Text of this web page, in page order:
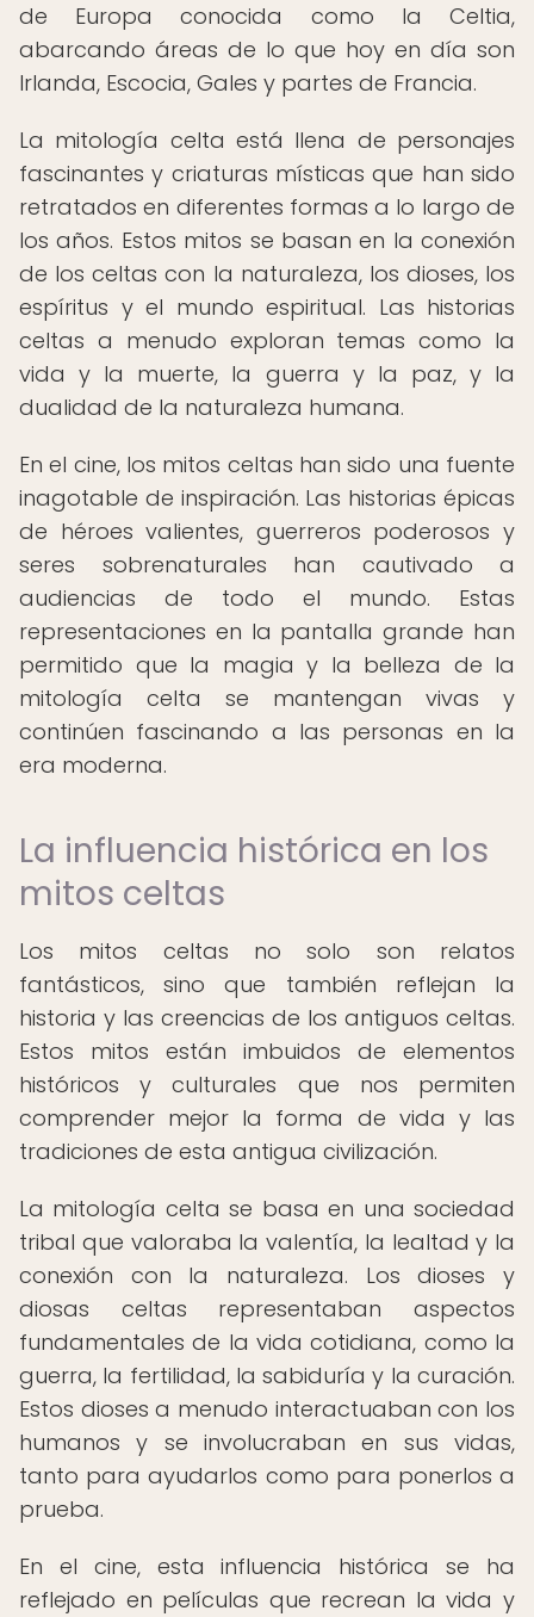
de Europa conocida como la Celtia,
abarcando áreas de lo que hoy en día son
Irlanda, Escocia, Gales y partes de Francia.
La mitología celta está llena de personajes
fascinantes y criaturas místicas que han sido
retratados en diferentes formas a lo largo de
los años. Estos mitos se basan en la conexión
de los celtas con la naturaleza, los dioses, los
espíritus y el mundo espiritual. Las historias
celtas a menudo exploran temas como la
vida y la muerte, la guerra y la paz, y la
dualidad de la naturaleza humana.
En el cine, los mitos celtas han sido una fuente
inagotable de inspiración. Las historias épicas
de héroes valientes, guerreros poderosos y
seres sobrenaturales han cautivado a
audiencias de todo el mundo. Estas
representaciones en la pantalla grande han
permitido que la magia y la belleza de la
mitología celta se mantengan vivas y
continúen fascinando a las personas en la
era moderna.
La influencia histórica en los
mitos celtas
Los mitos celtas no solo son relatos
fantásticos, sino que también reflejan la
historia y las creencias de los antiguos celtas.
Estos mitos están imbuidos de elementos
históricos y culturales que nos permiten
comprender mejor la forma de vida y las
tradiciones de esta antigua civilización.
La mitología celta se basa en una sociedad
tribal que valoraba la valentía, la lealtad y la
conexión con la naturaleza. Los dioses y
diosas celtas representaban aspectos
fundamentales de la vida cotidiana, como la
guerra, la fertilidad, la sabiduría y la curación.
Estos dioses a menudo interactuaban con los
humanos y se involucraban en sus vidas,
tanto para ayudarlos como para ponerlos a
prueba.
En el cine, esta influencia histórica se ha
reflejado en películas que recrean la vida y